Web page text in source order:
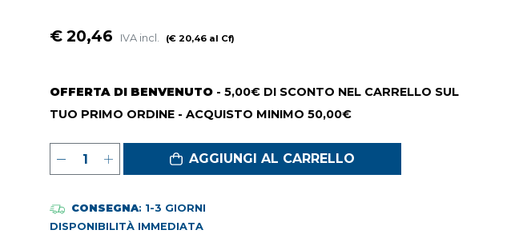
€ 20,46 IVA incl. (€ 20,46 al Cf)
OFFERTA DI BENVENUTO - 5,00€ DI SCONTO NEL CARRELLO SUL
TUO PRIMO ORDINE - ACQUISTO MINIMO 50,00€
AGGIUNGI AL CARRELLO
CONSEGNA: 1-3 GIORNI
DISPONIBILITÀ IMMEDIATA